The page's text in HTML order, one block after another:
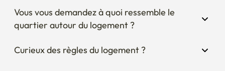
Vous vous demandez à quoi ressemble le
quartier autour du logement ?
Curieux des règles du logement ?